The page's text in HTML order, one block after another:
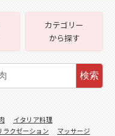
カテゴリー
から探す
検索
イタリア料理
ラクゼーション
マッサージ